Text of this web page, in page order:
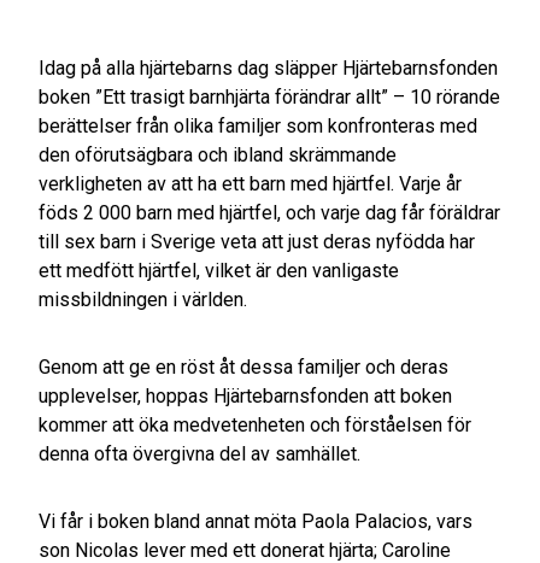
Idag på alla hjärtebarns dag släpper Hjärtebarnsfonden
boken ”Ett trasigt barnhjärta förändrar allt” – 10 rörande
berättelser från olika familjer som konfronteras med
den oförutsägbara och ibland skrämmande
verkligheten av att ha ett barn med hjärtfel. Varje år
föds 2 000 barn med hjärtfel, och varje dag får föräldrar
till sex barn i Sverige veta att just deras nyfödda har
ett medfött hjärtfel, vilket är den vanligaste
missbildningen i världen.
Genom att ge en röst åt dessa familjer och deras
upplevelser, hoppas Hjärtebarnsfonden att boken
kommer att öka medvetenheten och förståelsen för
denna ofta övergivna del av samhället.
Vi får i boken bland annat möta Paola Palacios, vars
son Nicolas lever med ett donerat hjärta; Caroline